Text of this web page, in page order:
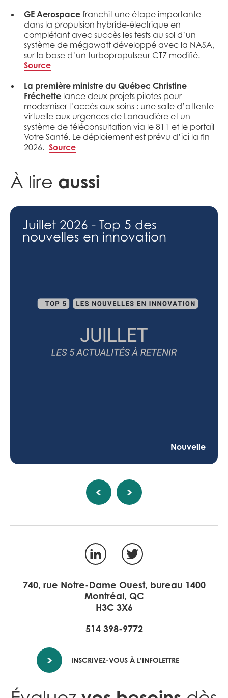
GE Aerospace franchit une étape importante
dans la propulsion hybride-électrique en
complétant avec succès les tests au sol d’un
système de mégawatt développé avec la NASA,
sur la base d’un turbopropulseur CT7 modifié.
Source
La première ministre du Québec Christine
Fréchette lance deux projets pilotes pour
moderniser l’accès aux soins : une salle d’attente
virtuelle aux urgences de Lanaudière et un
système de téléconsultation via le 811 et le portail
Votre Santé. Le déploiement est prévu d’ici la fin
2026.-Source
À lire aussi
Juillet 2026 - Top 5 des
nouvelles en innovation
Nouvelle
LinkedInTwitter
740, rue Notre-Dame Ouest, bureau 1400
Montréal, QC
H3C 3X6
514 398-9772
INSCRIVEZ-VOUS À L’INFOLETTRE